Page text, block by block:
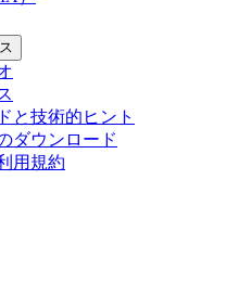
と技術的ヒント
ダウンロード
用規約